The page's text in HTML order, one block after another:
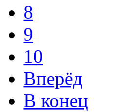
8
9
10
Вперёд
В конец